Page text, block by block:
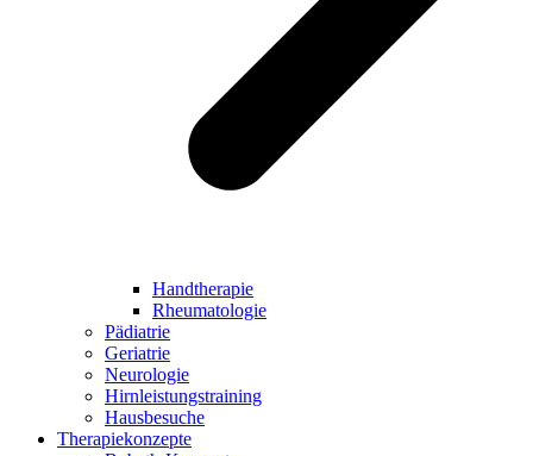
Handtherapie
Rheumatologie
Pädiatrie
Geriatrie
Neurologie
Hirnleistungstraining
Hausbesuche
Therapiekonzepte